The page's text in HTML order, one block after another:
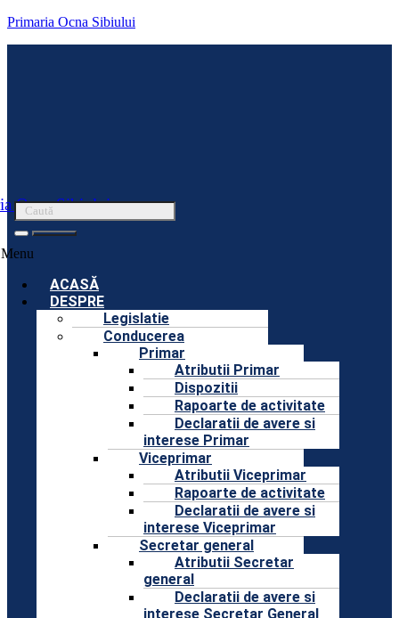
Primaria Ocna Sibiului
Ocna Sibiului
Menu
ACASĂ
DESPRE
Legislatie
Conducerea
Primar
Atributii Primar
Dispozitii
Rapoarte de activitate
Declaratii de avere si
interese Primar
Viceprimar
Atributii Viceprimar
Rapoarte de activitate
Declaratii de avere si
interese Viceprimar
Secretar general
Atributii Secretar
general
Declaratii de avere si
interese Secretar General